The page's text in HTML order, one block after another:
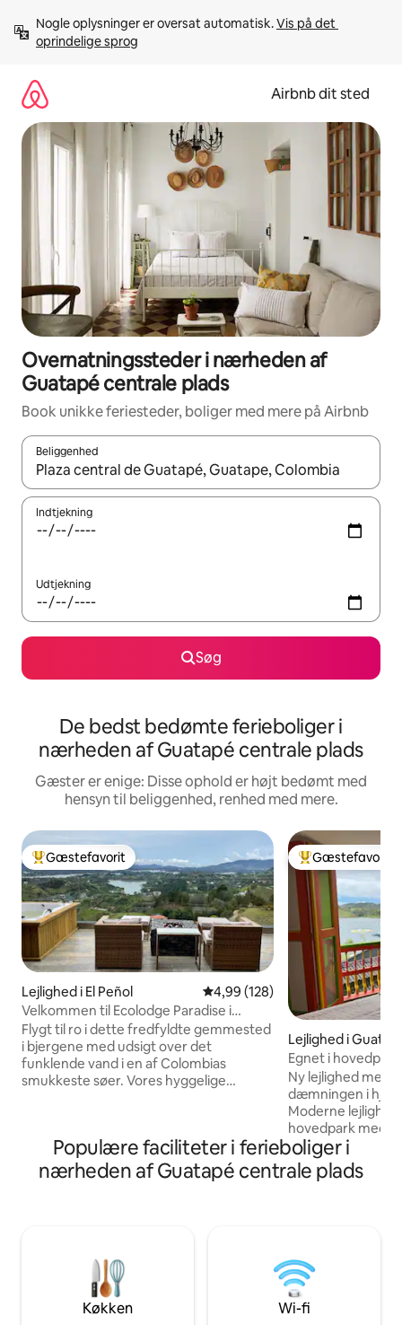
videre
Nogle oplysninger er oversat automatisk. Vis på det
oprindelige sprog
Airbnb dit sted
Overnatningssteder i nærheden af
Guatapé centrale plads
Book unikke feriesteder, boliger med mere på Airbnb
Beliggenhed
Når resultaterne er tilgængelige, skal du navigere med
Indtjekning
Udtjekning
Søg
De bedst bedømte ferieboliger i
nærheden af Guatapé centrale plads
Gæster er enige: Disse ophold er højt bedømt med
hensyn til beliggenhed, renhed med mere.
Bedste gæstefavorit
Gæstefavorit
Lejlighed i El Peñol 4,99 ud af 5 i gennemsnitlig
4,99 (128)
Velkommen til Ecolodge Paradise i
Montecielo
Flygt til ro i dette fredfyldte gemmested
i bjergene med udsigt over det
funklende vand i en af Colombias
smukkeste søer. Vores hyggelige
perfekte ramme til at slappe af og få ny
energi. Vågn op til fuglesang og tågede
solopgange, drik din morgenkaffe på
Bedste
Gæstefavorit
Lejlighed i
Egnet i
dæmningen.
Ny lejlighed med
dæmningen i
Moderne
hovedpark med
dæmningen. Tæt
supermarkeder,
rådhus,
komplet
to fjernsyn,
premiumkanaler.
familie.
Populære faciliteter i ferieboliger i
nærheden af Guatapé centrale plads
Køkken Wi-fi